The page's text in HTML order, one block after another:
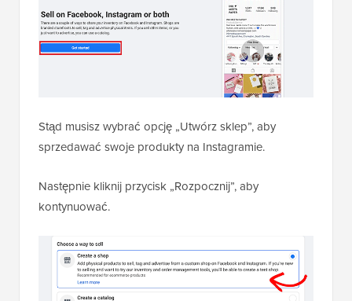
Stąd musisz wybrać opcję „Utwórz sklep”, aby
sprzedawać swoje produkty na Instagramie.
Następnie kliknij przycisk „Rozpocznij”, aby
kontynuować.